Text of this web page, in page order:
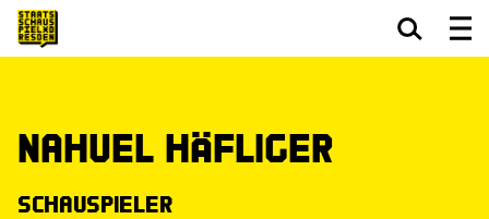
Nahuel Häfliger
Schauspieler